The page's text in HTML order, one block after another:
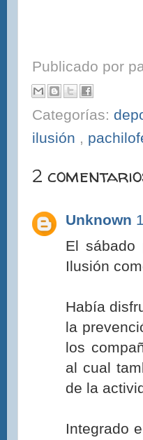
Publicado por
Categorías:
ilusión ,
2
Unknown
El sábado
Ilusión
Había
la
los
al cual
de la
Integrado